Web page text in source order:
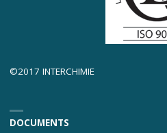
©2017 INTERCHIMIE
DOCUMENTS